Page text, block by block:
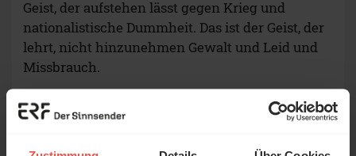
Geist, der aufstehen lässt gegen Krieg und
nationalistische Dummheit. Das ist der Geist, der
lehrt, nicht hinzunehmen Gewalt und Leid und
Missbrauch.
Gott möge uns segnen und geleiten mit diesem
seinen Geist des Lebens!